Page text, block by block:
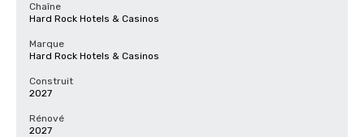
Chaîne
Hard Rock Hotels & Casinos
Marque
Hard Rock Hotels & Casinos
Construit
2027
Rénové
2027